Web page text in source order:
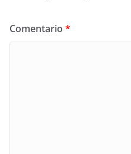
Comentario *